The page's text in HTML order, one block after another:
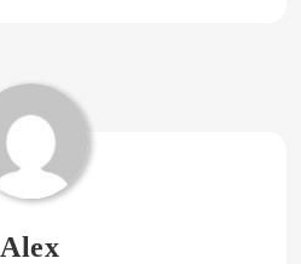
Alex